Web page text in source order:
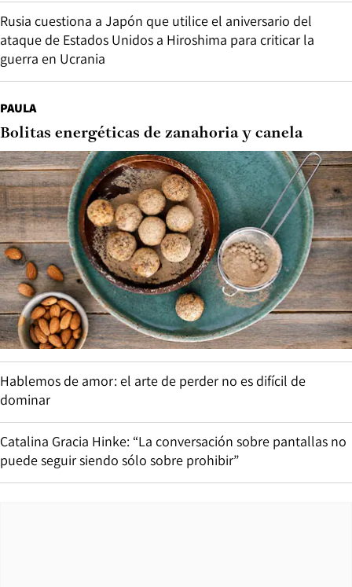
Rusia cuestiona a Japón que utilice el aniversario del
ataque de Estados Unidos a Hiroshima para criticar la
guerra en Ucrania
PAULA
Bolitas energéticas de zanahoria y canela
Hablemos de amor: el arte de perder no es difícil de
dominar
Catalina Gracia Hinke: “La conversación sobre pantallas no
puede seguir siendo sólo sobre prohibir”